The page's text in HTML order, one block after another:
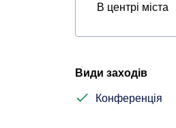
В центрі міста
Види заходів
Конференція